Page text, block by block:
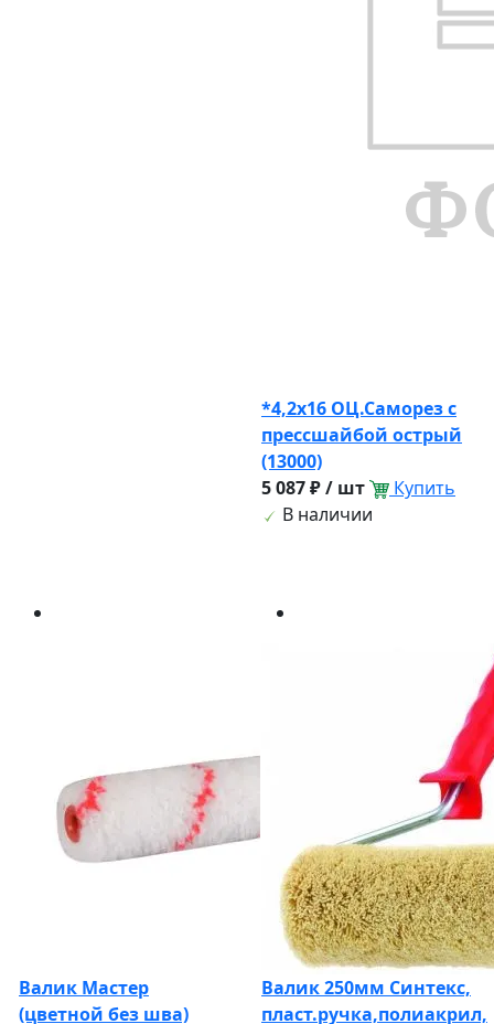
*4,2х16 ОЦ.Саморез с
прессшайбой острый
(13000)
5 087 ₽ / шт
Купить
В наличии
Валик Мастер
(цветной без шва)
Валик 250мм Синтекс,
пласт.ручка,полиакрил,